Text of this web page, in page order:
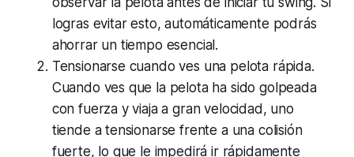
logras evitar esto, automáticamente podrás
ahorrar un tiempo esencial.
Tensionarse cuando ves una pelota rápida.
Cuando ves que la pelota ha sido golpeada
con fuerza y ​​viaja a gran velocidad, uno
tiende a tensionarse frente a una colisión
fuerte, lo que le impedirá ir rápidamente